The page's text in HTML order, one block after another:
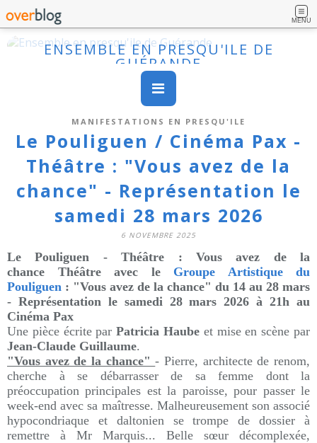
MENU
ENSEMBLE EN PRESQU'ILE DE
GUÉRANDE
MANIFESTATIONS EN PRESQU'ILE
Le Pouliguen / Cinéma Pax -
Théâtre : "Vous avez de la
chance" - Représentation le
samedi 28 mars 2026
6 NOVEMBRE 2025
Le Pouliguen - Théâtre : Vous avez de la
chance Théâtre avec le Groupe Artistique du
Pouliguen : "Vous avez de la chance" du 14 au 28 mars
- Représentation le samedi 28 mars 2026 à 21h au
Cinéma Pax
Une pièce écrite parPatricia Haube et mise en scène par
Jean-Claude Guillaume.
"Vous avez de la chance"- Pierre, architecte de renom,
cherche à se débarrasser de sa femme dont la
préoccupation principales est la paroisse, pour passer le
week-end avec sa maîtresse. Malheureusement son associé
hypocondriaque et daltonien se trompe de dossier à
remettre à Mr Marquis... Belle sœur décomplexée,